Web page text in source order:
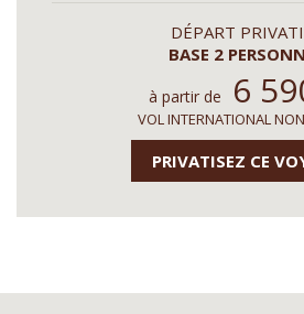
DÉPART
BASE 2
à partir de 6
VOL INTERNATIONAL
PRIVATISEZ CE